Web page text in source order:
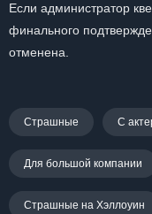
Если администратор
финального
отменена.
Страшные С
Для большой компании
Страшные на Хэллоуин